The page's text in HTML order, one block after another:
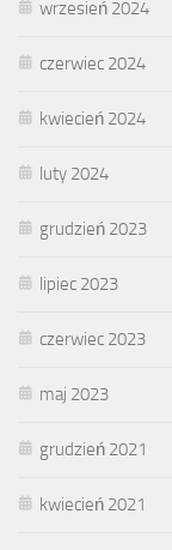
wrzesień 2024
czerwiec 2024
kwiecień 2024
luty 2024
grudzień 2023
lipiec 2023
czerwiec 2023
maj 2023
grudzień 2021
kwiecień 2021